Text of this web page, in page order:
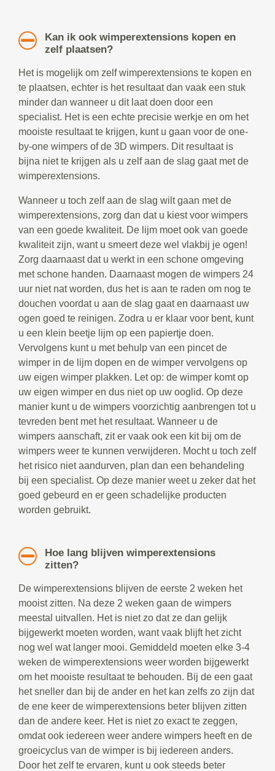
Kan ik ook wimperextensions kopen en
zelf plaatsen?
Het is mogelijk om zelf wimperextensions te kopen en
te plaatsen, echter is het resultaat dan vaak een stuk
minder dan wanneer u dit laat doen door een
specialist. Het is een echte precisie werkje en om het
mooiste resultaat te krijgen, kunt u gaan voor de one-
by-one wimpers of de 3D wimpers. Dit resultaat is
bijna niet te krijgen als u zelf aan de slag gaat met de
wimperextensions.
Wanneer u toch zelf aan de slag wilt gaan met de
wimperextensions, zorg dan dat u kiest voor wimpers
van een goede kwaliteit. De lijm moet ook van goede
kwaliteit zijn, want u smeert deze wel vlakbij je ogen!
Zorg daarnaast dat u werkt in een schone omgeving
met schone handen. Daarnaast mogen de wimpers 24
uur niet nat worden, dus het is aan te raden om nog te
douchen voordat u aan de slag gaat en daarnaast uw
ogen goed te reinigen. Zodra u er klaar voor bent, kunt
u een klein beetje lijm op een papiertje doen.
Vervolgens kunt u met behulp van een pincet de
wimper in de lijm dopen en de wimper vervolgens op
uw eigen wimper plakken. Let op: de wimper komt op
uw eigen wimper en dus niet op uw ooglid. Op deze
manier kunt u de wimpers voorzichtig aanbrengen tot u
tevreden bent met het resultaat. Wanneer u de
wimpers aanschaft, zit er vaak ook een kit bij om de
wimpers weer te kunnen verwijderen. Mocht u toch zelf
het risico niet aandurven, plan dan een behandeling
bij een specialist. Op deze manier weet u zeker dat het
goed gebeurd en er geen schadelijke producten
worden gebruikt.
Hoe lang blijven wimperextensions
zitten?
De wimperextensions blijven de eerste 2 weken het
mooist zitten. Na deze 2 weken gaan de wimpers
meestal uitvallen. Het is niet zo dat ze dan gelijk
bijgewerkt moeten worden, want vaak blijft het zicht
nog wel wat langer mooi. Gemiddeld moeten elke 3-4
weken de wimperextensions weer worden bijgewerkt
om het mooiste resultaat te behouden. Bij de een gaat
het sneller dan bij de ander en het kan zelfs zo zijn dat
de ene keer de wimperextensions beter blijven zitten
dan de andere keer. Het is niet zo exact te zeggen,
omdat ook iedereen weer andere wimpers heeft en de
groeicyclus van de wimper is bij iedereen anders.
Door het zelf te ervaren, kunt u ook steeds beter